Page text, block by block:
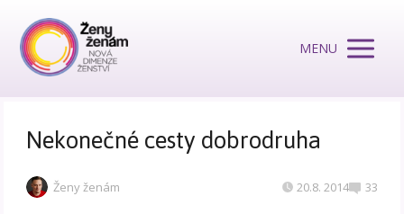
MENU
Nekonečné cesty dobrodruha
Ženy ženám 20.8. 2014 33